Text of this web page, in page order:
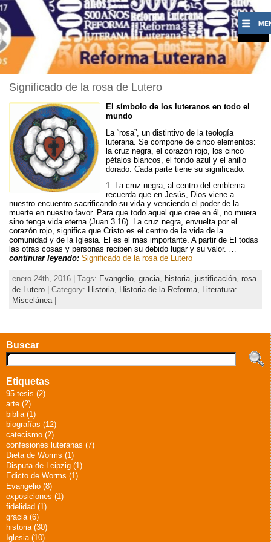
Significado de la rosa de Lutero
El símbolo de los luteranos en todo el
mundo
La “rosa”, un distintivo de la teología
luterana. Se compone de cinco elementos:
la cruz negra, el corazón rojo, los cinco
pétalos blancos, el fondo azul y el anillo
dorado. Cada parte tiene su significado:
1. La cruz negra, al centro del emblema
recuerda que en Jesús, Dios viene a
nuestro encuentro sacrificando su vida y venciendo el poder de la
muerte en nuestro favor. Para que todo aquel que cree en él, no muera
sino tenga vida eterna (Juan 3.16). La cruz negra, envuelta por el
corazón rojo, significa que Cristo es el centro de la vida de la
comunidad y de la Iglesia. El es el mas importante. A partir de El todas
las otras cosas y personas reciben su debido lugar y su valor. …
continuar leyendo: Significado de la rosa de Lutero
enero 24th, 2016 | Tags: Evangelio, gracia, historia, justificación, rosa
de Lutero | Category: Historia, Historia de la Reforma, Literatura:
Miscelánea|
Buscar
Etiquetas
95 tesis (2)
arte (2)
biblia (1)
biografías (12)
catecismo (2)
confesiones luteranas (7)
Dieta de Worms (1)
Disputa de Leipzig (1)
Edicto de Worms (1)
Evangelio (8)
exposiciones (1)
fidelidad (1)
gracia (6)
historia (30)
Iglesia (10)